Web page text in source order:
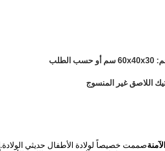
اللاصق غير المنسوج
صممت خصيصاً لولادة الأطفال حديثي الولادة.